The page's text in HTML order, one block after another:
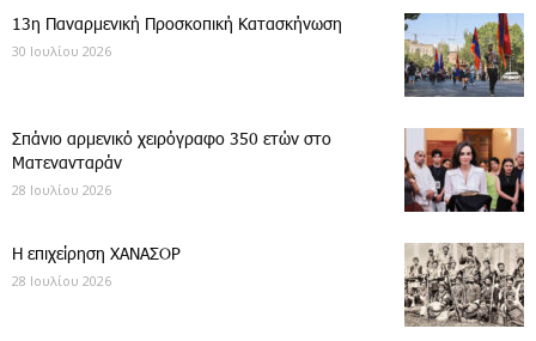
13η Παναρμενική Προσκοπική Κατασκήνωση
30 Ιουλίου 2026
Σπάνιο αρμενικό χειρόγραφο 350 ετών στο
Ματενανταράν
28 Ιουλίου 2026
Η επιχείρηση ΧΑΝΑΣΟΡ
28 Ιουλίου 2026